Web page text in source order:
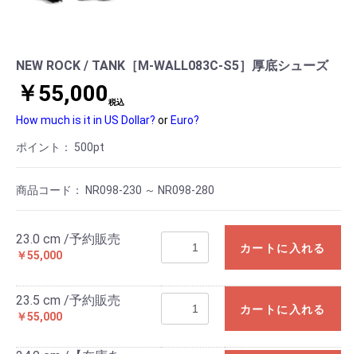
NEW ROCK / TANK［M-WALL083C-S5］厚底シューズ
￥55,000税込
How much is it in US Dollar? or Euro?
ポイント： 500pt
商品コード： NR098-230 ～ NR098-280
23.0 cm /予約販売
￥55,000
カートに入れる
23.5 cm /予約販売
￥55,000
カートに入れる